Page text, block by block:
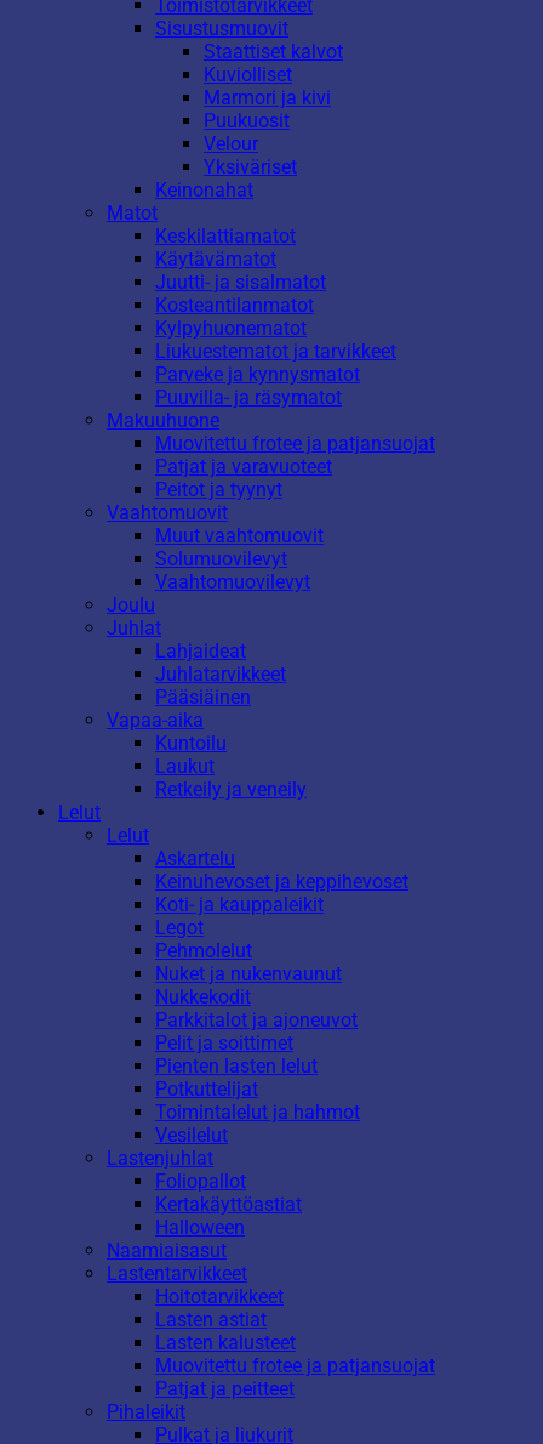
Toimistotarvikkeet
Sisustusmuovit
Staattiset kalvot
Kuviolliset
Marmori ja kivi
Puukuosit
Velour
Yksiväriset
Keinonahat
Matot
Keskilattiamatot
Käytävämatot
Juutti- ja sisalmatot
Kosteantilanmatot
Kylpyhuonematot
Liukuestematot ja tarvikkeet
Parveke ja kynnysmatot
Puuvilla- ja räsymatot
Makuuhuone
Muovitettu frotee ja patjansuojat
Patjat ja varavuoteet
Peitot ja tyynyt
Vaahtomuovit
Muut vaahtomuovit
Solumuovilevyt
Vaahtomuovilevyt
Joulu
Juhlat
Lahjaideat
Juhlatarvikkeet
Pääsiäinen
Vapaa-aika
Kuntoilu
Laukut
Retkeily ja veneily
Lelut
Lelut
Askartelu
Keinuhevoset ja keppihevoset
Koti- ja kauppaleikit
Legot
Pehmolelut
Nuket ja nukenvaunut
Nukkekodit
Parkkitalot ja ajoneuvot
Pelit ja soittimet
Pienten lasten lelut
Potkuttelijat
Toimintalelut ja hahmot
Vesilelut
Lastenjuhlat
Foliopallot
Kertakäyttöastiat
Halloween
Naamiaisasut
Lastentarvikkeet
Hoitotarvikkeet
Lasten astiat
Lasten kalusteet
Muovitettu frotee ja patjansuojat
Patjat ja peitteet
Pihaleikit
Pulkat ja liukurit